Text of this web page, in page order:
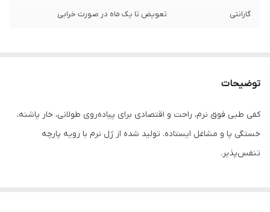
گارانتی تعویض تا یک ماه در صورت خرابی
توضیحات
کفی طبی فوق نرم، راحت و اقتصادی برای پیاده‌روی طولانی، خار پاشنه،
خستگی پا و مشاغل ایستاده. تولید شده از ژل نرم با رویه پارچه
تنفس‌پذیر.